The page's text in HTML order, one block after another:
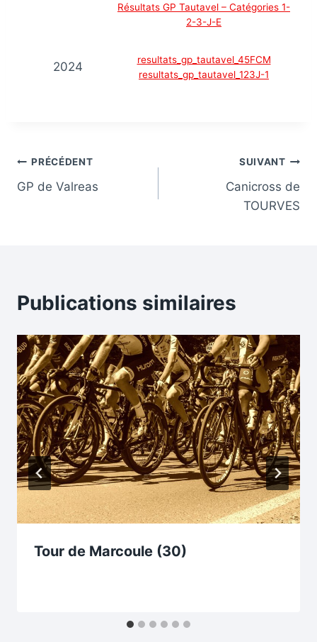
Résultats GP Tautavel – Catégories 1-
2-3-J-E
2024
resultats_gp_tautavel_45FCM
resultats_gp_tautavel_123J-1
Navigation
de
PRÉCÉDENT
GP de Valreas
SUIVANT
Canicross de
TOURVES
Publications similaires
Tour de Marcoule (30)